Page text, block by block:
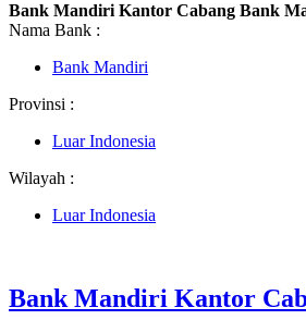
Bank Mandiri Kantor Cabang Bank
Nama Bank :
Bank Mandiri
Provinsi :
Luar Indonesia
Wilayah :
Luar Indonesia
Bank Mandiri Kantor